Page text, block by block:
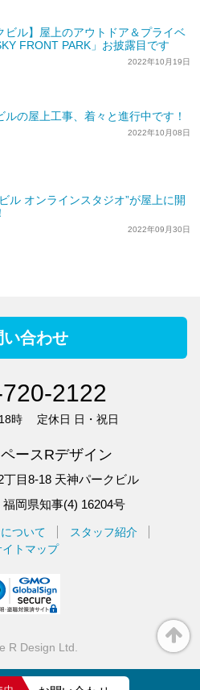
ビル】屋上のアウトドア＆プライベ
FRONT PARK」お披露目です
2022年10月19日
ルの屋上工事、着々と進行中です！
2022年10月08日
ル オンラインスタジオ”が屋上に開
2022年09月30日
い合わせ
2122
時 定休日 日・祝日
ースRデザイン
目8-18 天神パークビル
岡県知事(4) 16204号
ついて
スタッフ紹介
イトマップ
R Design Ltd.